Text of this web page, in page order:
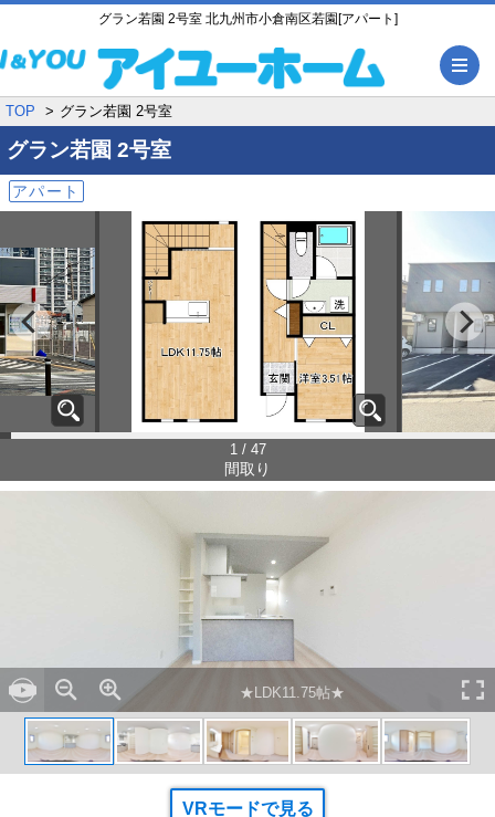
グラン若園 2号室 北九州市小倉南区若園[アパート]
TOP グラン若園 2号室
グラン若園 2号室
アパート
1 / 47
間取り
★LDK11.75帖★
VRモードで見る